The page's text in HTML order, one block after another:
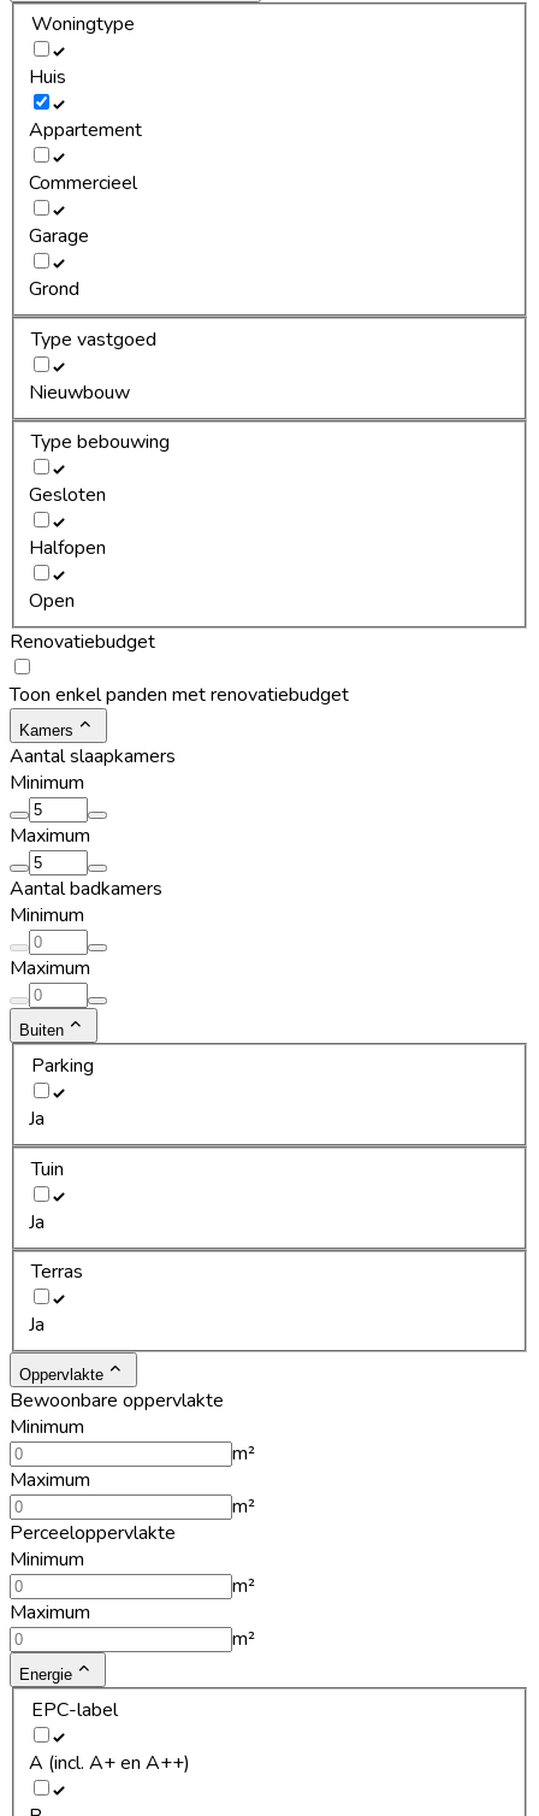
Woningtype
Huis
Appartement
Commercieel
Garage
Grond
Type vastgoed
Nieuwbouw
Type bebouwing
Gesloten
Halfopen
Open
Renovatiebudget
Toon enkel panden met renovatiebudget
Kamers
Aantal slaapkamers
Minimum
Maximum
Aantal badkamers
Minimum
Maximum
Buiten
Parking
Ja
Tuin
Ja
Terras
Ja
Oppervlakte
Bewoonbare oppervlakte
Minimum
m²
Maximum
m²
Perceeloppervlakte
Minimum
m²
Maximum
m²
Energie
EPC-label
A (incl. A+ en A++)